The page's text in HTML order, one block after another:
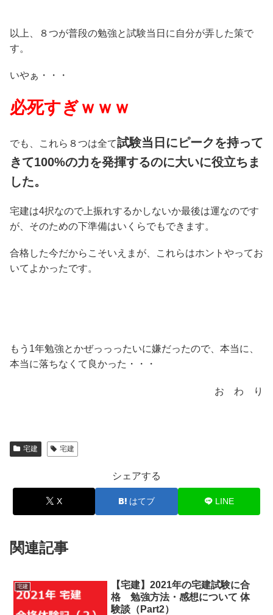
以上、８つが普段の勉強と試験当日に自分が弄した策で
す。
いやぁ・・・
必死すぎｗｗｗ
でも、これら８つは全て試験当日にピークを持って
きて100%の力を発揮するのに大いに役立ちま
した。
宅建は4択なので上振れするかしないか最後は運なのです
が、そのための下準備はいくらでもできます。
合格した今だからこそいえまが、これらはホントやってお
いてよかったです。
もう1年勉強とかぜっっったいに嫌だったので、本当に、
本当に落ちなくて良かった・・・
お わ り
宅建 宅建
シェアする
X はてブ LINE
関連記事
宅建
【宅建】2021年の宅建試験に合
格 勉強方法・感想について 体
験談（Part2）